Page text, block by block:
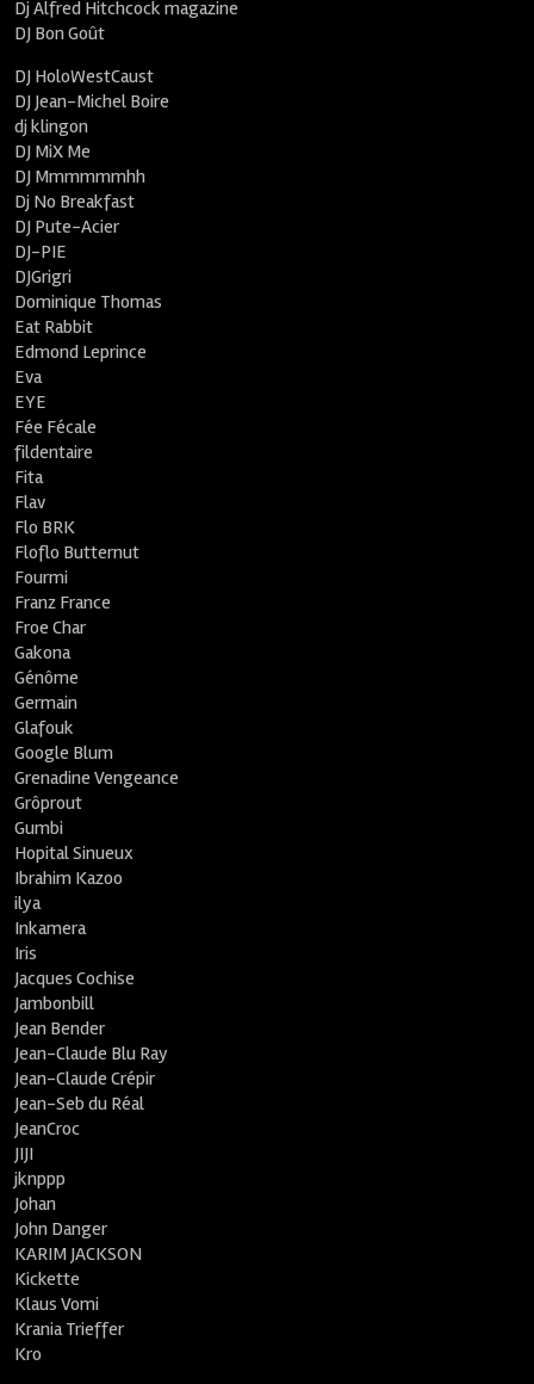
Dj Alfred Hitchcock magazine
DJ Bon Goût
DJ HoloWestCaust
DJ Jean-Michel Boire
dj klingon
DJ MiX Me
DJ Mmmmmmhh
Dj No Breakfast
DJ Pute-Acier
DJ-PIE
DJGrigri
Dominique Thomas
Eat Rabbit
Edmond Leprince
Eva
EYE
Fée Fécale
fildentaire
Fita
Flav
Flo BRK
Floflo Butternut
Fourmi
Franz France
Froe Char
Gakona
Génôme
Germain
Glafouk
Google Blum
Grenadine Vengeance
Grôprout
Gumbi
Hopital Sinueux
Ibrahim Kazoo
ilya
Inkamera
Iris
Jacques Cochise
Jambonbill
Jean Bender
Jean-Claude Blu Ray
Jean-Claude Crépir
Jean-Seb du Réal
JeanCroc
JIJI
jknppp
Johan
John Danger
KARIM JACKSON
Kickette
Klaus Vomi
Krania Trieffer
Kro